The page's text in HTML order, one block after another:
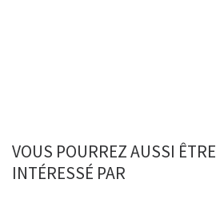
VOUS POURREZ AUSSI ÊTRE
INTÉRESSÉ PAR